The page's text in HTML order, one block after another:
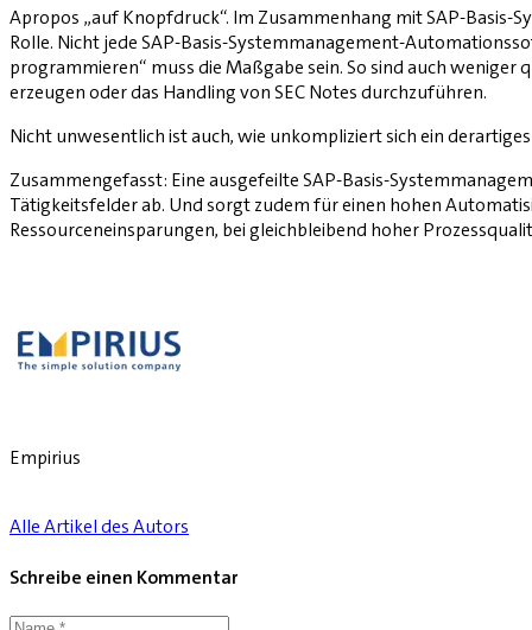
Apropos „auf Knopfdruck“. Im Zusammenhang mit SAP-
Rolle. Nicht jede SAP-Basis-Systemmanagement-
programmieren“ muss die Maßgabe sein. So sind auch weniger
erzeugen oder das Handling von SEC Notes durchzuführen.
Nicht unwesentlich ist auch, wie unkompliziert sich ein
Zusammengefasst: Eine ausgefeilte SAP-Basis-
Tätigkeitsfelder ab. Und sorgt zudem für einen hohen
Ressourceneinsparungen, bei gleichbleibend hoher
Empirius
Alle Artikel des Autors
Schreibe einen Kommentar